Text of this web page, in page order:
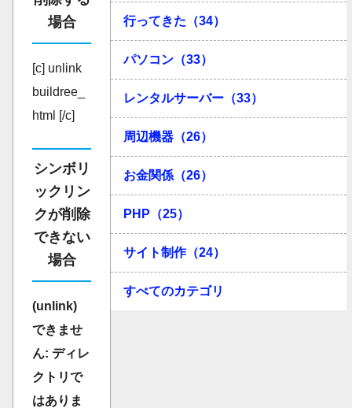
場合
[c] unlink
buildree_
html [/c]
シンボリ
ックリン
クが削除
できない
場合
(unlink)
できませ
ん: ディレ
クトリで
はありま
行ってきた（34）
パソコン（33）
レンタルサーバー（33）
周辺機器（26）
お金関係（26）
PHP（25）
サイト制作（24）
すべてのカテゴリ